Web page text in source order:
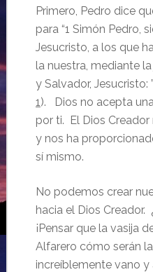
Primero, Pedro dice
para “1 Simón Pedro,
Jesucristo, a los que
la nuestra, mediante
y Salvador, Jesucristo:
1 ). Dios no acepta
por ti. El Dios Creador
y nos ha
sí mismo.
No podemos crear
hacia el Dios Creador.
¡Pensar que la vasija
Alfarero cómo serán
increíblemente vano y